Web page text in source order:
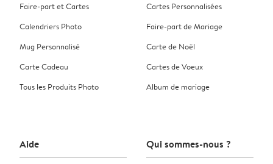
Faire-part et Cartes
Calendriers Photo
Mug Personnalisé
Carte Cadeau
Tous les Produits Photo
Cartes Personnalisées
Faire-part de Mariage
Carte de Noël
Cartes de Voeux
Album de mariage
Aide Qui sommes-nous ?